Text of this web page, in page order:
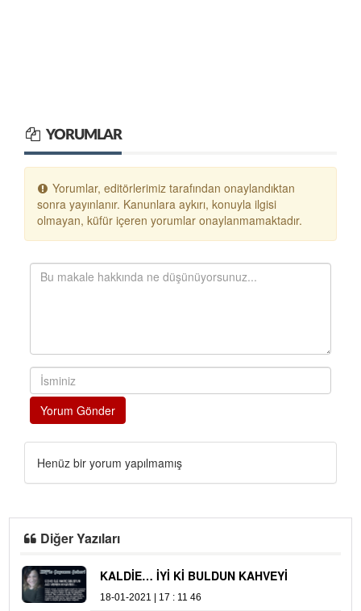
YORUMLAR
Yorumlar, editörlerimiz tarafından onaylandıktan
sonra yayınlanır. Kanunlara aykırı, konuyla ilgisi
olmayan, küfür içeren yorumlar onaylanmamaktadır.
Yorum Gönder
Henüz bir yorum yapılmamış
Diğer Yazıları
KALDİE… İYİ Kİ BULDUN KAHVEYİ
18-01-2021 | 17 : 11 46